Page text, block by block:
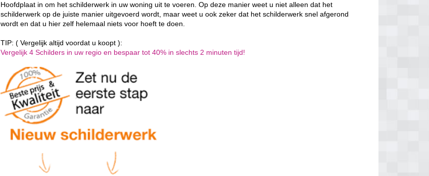
Hoofdplaat in om het schilderwerk in uw woning uit te voeren. Op deze manier weet u niet alleen dat het
schilderwerk op de juiste manier uitgevoerd wordt, maar weet u ook zeker dat het schilderwerk snel afgerond
wordt en dat u hier zelf helemaal niets voor hoeft te doen.
TIP: ( Vergelijk altijd voordat u koopt ):
Vergelijk 4 Schilders in uw regio en bespaar tot 40% in slechts 2 minuten tijd!